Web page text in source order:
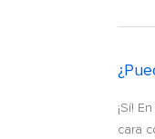
¡Sí!
cara